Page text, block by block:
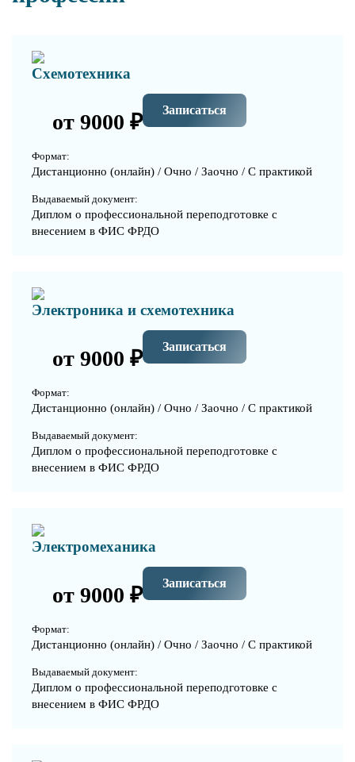
Схемотехника
от 9000 ₽ Записаться
Формат:
Дистанционно (онлайн) / Очно / Заочно / С практикой
Выдаваемый документ:
Диплом о профессиональной переподготовке с
внесением в ФИС ФРДО
Электроника и схемотехника
от 9000 ₽ Записаться
Формат:
Дистанционно (онлайн) / Очно / Заочно / С практикой
Выдаваемый документ:
Диплом о профессиональной переподготовке с
внесением в ФИС ФРДО
Электромеханика
от 9000 ₽ Записаться
Формат:
Дистанционно (онлайн) / Очно / Заочно / С практикой
Выдаваемый документ:
Диплом о профессиональной переподготовке с
внесением в ФИС ФРДО